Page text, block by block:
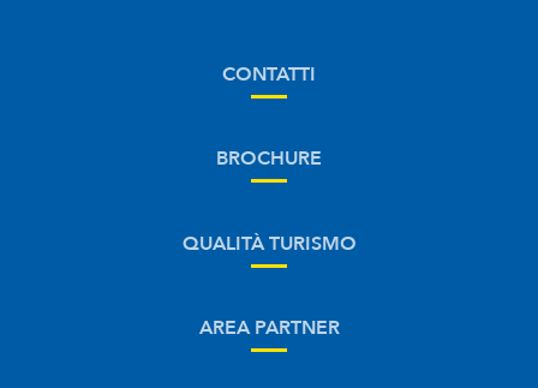
CONTATTI
BROCHURE
QUALITÀ TURISMO
AREA PARTNER